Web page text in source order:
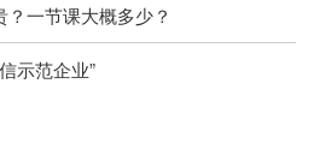
一节课大概多少？
示范企业”